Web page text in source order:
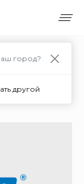
покрытий из
в
город?
другой